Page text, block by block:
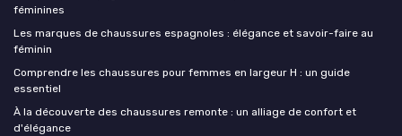
féminines
Les marques de chaussures espagnoles : élégance et savoir-faire au
féminin
Comprendre les chaussures pour femmes en largeur H : un guide
essentiel
À la découverte des chaussures remonte : un alliage de confort et
d'élégance